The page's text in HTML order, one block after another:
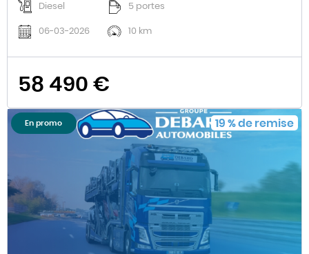
Diesel 5 portes
06-03-2026 10 km
58 490 €
En promo 19 %de remise